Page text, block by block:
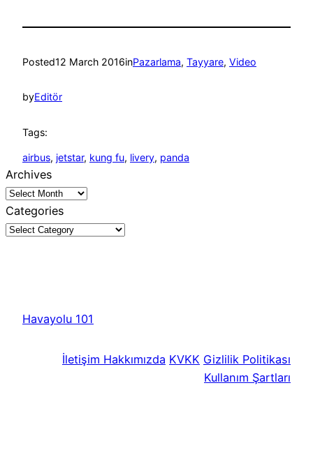
Posted12 March 2016inPazarlama, Tayyare, Video
byEditör
Tags:
airbus, jetstar, kung fu, livery, panda
Archives
Categories
Havayolu 101
İletişim Hakkımızda KVKK Gizlilik Politikası
Kullanım Şartları